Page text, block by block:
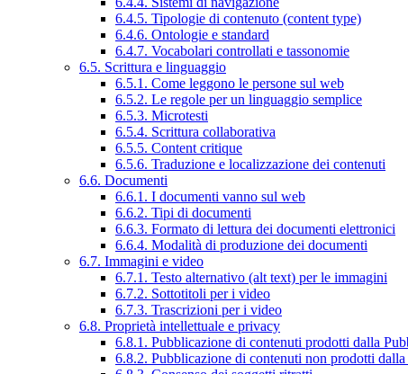
6.4.5. Tipologie di contenuto (content type)
6.4.6. Ontologie e standard
6.4.7. Vocabolari controllati e tassonomie
6.5. Scrittura e linguaggio
6.5.1. Come leggono le persone sul web
6.5.2. Le regole per un linguaggio semplice
6.5.3. Microtesti
6.5.4. Scrittura collaborativa
6.5.5. Content critique
6.5.6. Traduzione e localizzazione dei contenuti
6.6. Documenti
6.6.1. I documenti vanno sul web
6.6.2. Tipi di documenti
6.6.3. Formato di lettura dei documenti elettronici
6.6.4. Modalità di produzione dei documenti
6.7. Immagini e video
6.7.1. Testo alternativo (alt text) per le immagini
6.7.2. Sottotitoli per i video
6.7.3. Trascrizioni per i video
6.8. Proprietà intellettuale e privacy
6.8.1. Pubblicazione di contenuti prodotti dalla
6.8.2. Pubblicazione di contenuti non prodotti